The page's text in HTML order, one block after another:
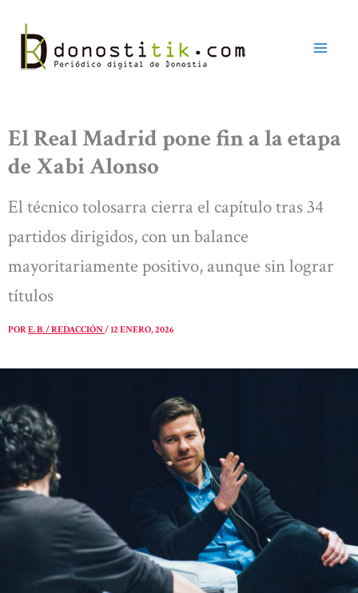
contenido
El Real Madrid pone fin a la etapa
de Xabi Alonso
El técnico tolosarra cierra el capítulo tras 34
partidos dirigidos, con un balance
mayoritariamente positivo, aunque sin lograr
títulos
PORE. B. / REDACCIÓN/12 ENERO, 2026